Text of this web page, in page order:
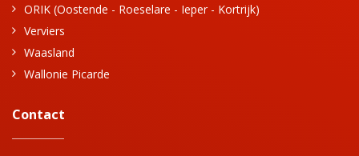
ORIK (Oostende - Roeselare - Ieper - Kortrijk)
Verviers
Waasland
Wallonie Picarde
Contact